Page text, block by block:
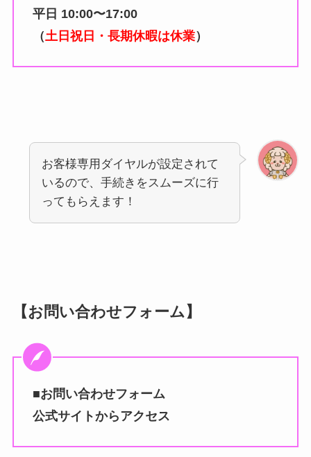
平日 10:00〜17:00
（土日祝日・長期休暇は休業）
お客様専用ダイヤルが設定されて
いるので、手続きをスムーズに行
ってもらえます！
【お問い合わせフォーム】
■お問い合わせフォーム
公式サイトからアクセス